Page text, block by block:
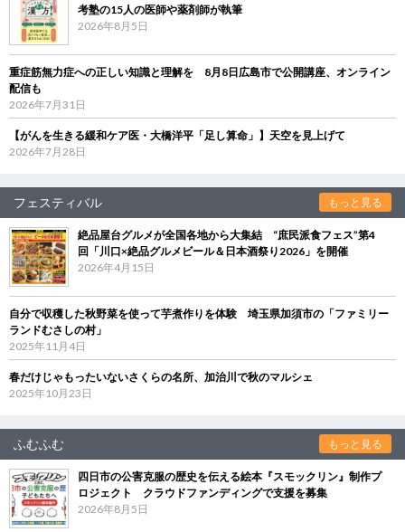
考塾の15人の医師や薬剤師が執筆
2026年8月5日
重症筋無力症への正しい知識と理解を 8月8日広島市で公開講座、オンライン
配信も
2026年7月31日
【がんを生きる緩和ケア医・大橋洋平「足し算命」】天空を見上げて
2026年7月28日
フェスティバル もっと見る
絶品屋台グルメが全国各地から大集結 “庶民派食フェス”第4
回「川口×絶品グルメビール＆日本酒祭り2026」を開催
2026年4月15日
自分で収穫した秋野菜を使って芋煮作りを体験 埼玉県加須市の「ファミリー
ランドむさしの村」
2025年11月4日
春だけじゃもったいないさくらの名所、加治川で秋のマルシェ
2025年10月23日
ふむふむ もっと見る
四日市の公害克服の歴史を伝える絵本『スモックリン』制作プ
ロジェクト クラウドファンディングで支援を募集
2026年8月5日